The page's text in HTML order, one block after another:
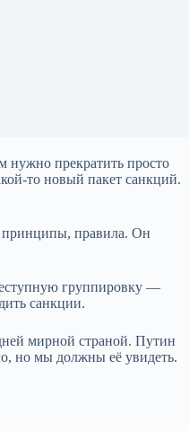
нужно прекратить просто
то новый пакет санкций.
принципы, правила. Он
группировку —
санкции.
мирной страной. Путин
но мы должны её увидеть.